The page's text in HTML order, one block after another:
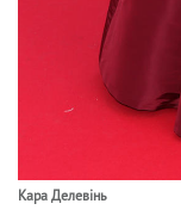
Кара Делевінь